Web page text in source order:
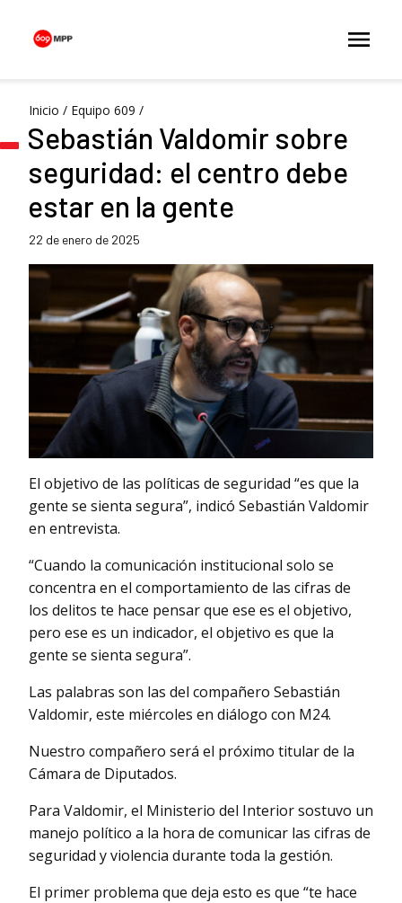
Inicio / Equipo 609 /
Sebastián Valdomir sobre
seguridad: el centro debe
estar en la gente
22 de enero de 2025
El objetivo de las políticas de seguridad “es que la
gente se sienta segura”, indicó Sebastián Valdomir
en entrevista.
“Cuando la comunicación institucional solo se
concentra en el comportamiento de las cifras de
los delitos te hace pensar que ese es el objetivo,
pero ese es un indicador, el objetivo es que la
gente se sienta segura”.
Las palabras son las del compañero Sebastián
Valdomir, este miércoles en diálogo con M24.
Nuestro compañero será el próximo titular de la
Cámara de Diputados.
Para Valdomir, el Ministerio del Interior sostuvo un
manejo político a la hora de comunicar las cifras de
seguridad y violencia durante toda la gestión.
El primer problema que deja esto es que “te hace